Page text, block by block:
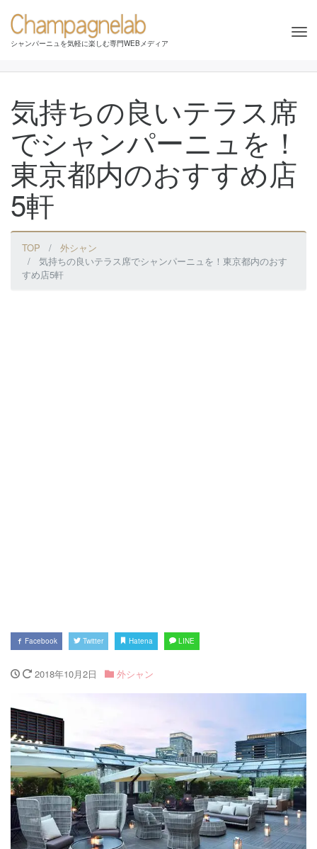
シャンパーニュを気軽に楽しむ専門WEBメディア
気持ちの良いテラス席
でシャンパーニュを！
東京都内のおすすめ店
5軒
TOP
外シャン
気持ちの良いテラス席でシャンパーニュを！東京都内のおす
すめ店5軒
Facebook Twitter Hatena LINE
2018年10月2日 外シャン